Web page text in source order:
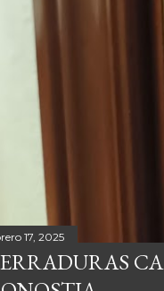
17, 2025